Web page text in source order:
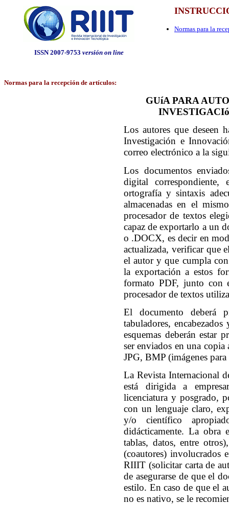
ISSN 2007-9753 versión on line
Normas para la
Normas para la recepción de artículos:
GUíA PARA
Los autores que deseen
Investigación e
correo electrónico a la
Los documentos
digital correspondiente,
ortografía y sintaxis
almacenadas en el
procesador de textos
capaz de exportarlo a un
o .DOCX, es decir en
actualizada, verificar que
el autor y que cumpla
la exportación a estos
formato PDF, junto con
procesador de textos
El documento deberá
tabuladores,
esquemas deberán estar
ser enviados en una
JPG, BMP (imágenes
La Revista Internacional
está dirigida a
licenciatura y posgrado,
con un lenguaje claro,
y/o científico
didácticamente. La obra
tablas, datos, entre
(coautores) involucrados
RIIIT (solicitar carta de
de asegurarse de que el
estilo. En caso de que el
no es nativo, se le